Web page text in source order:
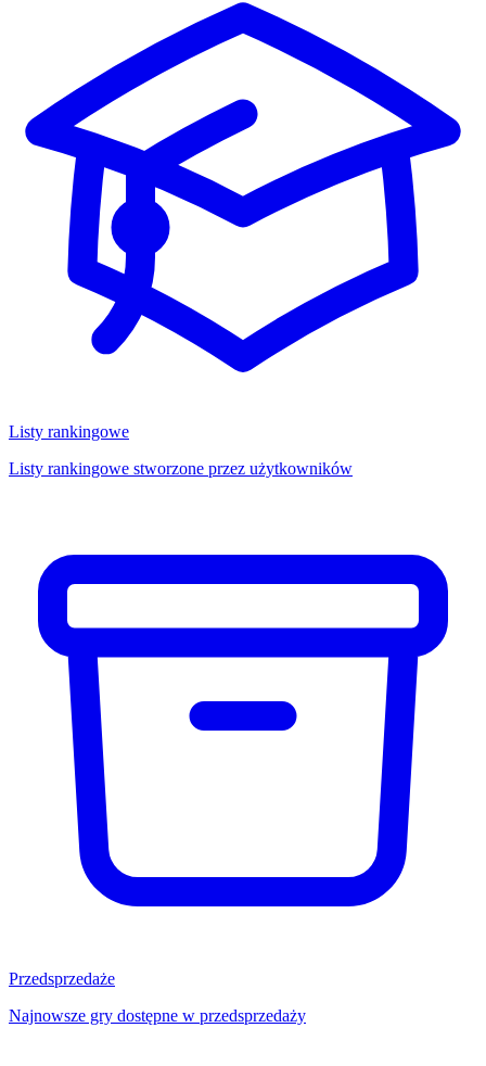
Listy rankingowe
Listy rankingowe stworzone przez użytkowników
Przedsprzedaże
Najnowsze gry dostępne w przedsprzedaży